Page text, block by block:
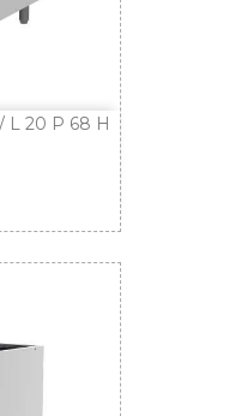
L 20 P 68 H